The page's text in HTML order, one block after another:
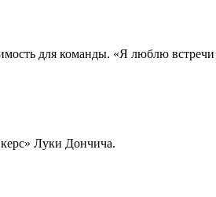
для команды. «Я люблю
Луки Дончича.